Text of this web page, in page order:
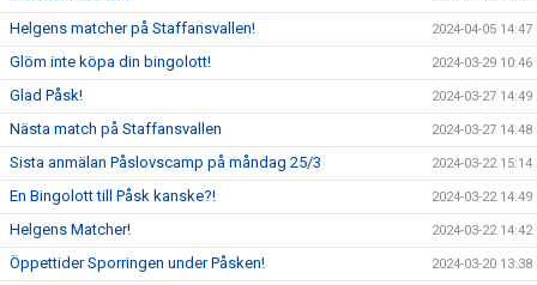
Helgens matcher på Staffansvallen! 2024-04-05 14:47
Glöm inte köpa din bingolott! 2024-03-29 10:46
Glad Påsk! 2024-03-27 14:49
Nästa match på Staffansvallen 2024-03-27 14:48
Sista anmälan Påslovscamp på måndag 25/3 2024-03-22 15:14
En Bingolott till Påsk kanske?! 2024-03-22 14:49
Helgens Matcher! 2024-03-22 14:42
Öppettider Sporringen under Påsken! 2024-03-20 13:38